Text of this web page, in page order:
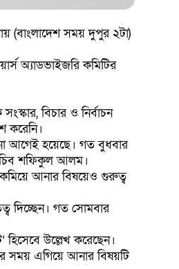
(বাংলাদেশ সময় দুপুর ২টা)
অ্যাডভাইজরি কমিটির
বিচার ও নির্বাচন
করেনি।
আগেই হয়েছে। গত বুধবার
শফিকুল আলম।
কমিয়ে আনার বিষয়েও গুরুত্ব
দিচ্ছেন। গত সোমবার
উল্লেখ করেছেন।
সময় এগিয়ে আনার বিষয়টি